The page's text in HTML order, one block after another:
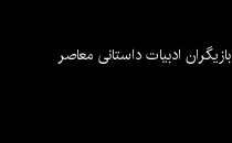
بازیگران ادبیات داستانی معاصر